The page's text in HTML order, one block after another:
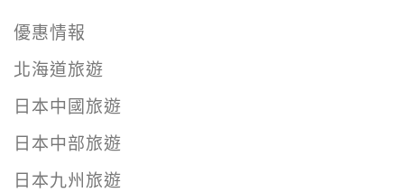
優惠情報
北海道旅遊
日本中國旅遊
日本中部旅遊
日本九州旅遊